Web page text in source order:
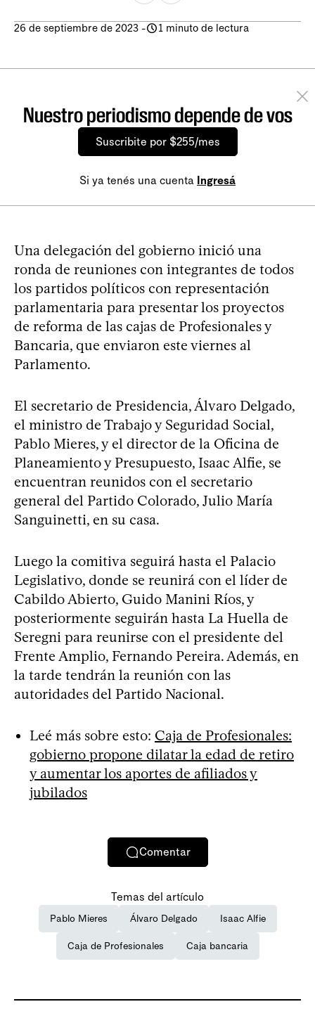
26 de septiembre de 2023 - 1 minuto de lectura
Nuestro periodismo depende de vos
Suscribite por $255/mes
Si ya tenés una cuenta Ingresá
Una delegación del gobierno inició una
ronda de reuniones con integrantes de todos
los partidos políticos con representación
parlamentaria para presentar los proyectos
de reforma de las cajas de Profesionales y
Bancaria, que enviaron este viernes al
Parlamento.
El secretario de Presidencia, Álvaro Delgado,
el ministro de Trabajo y Seguridad Social,
Pablo Mieres, y el director de la Oficina de
Planeamiento y Presupuesto, Isaac Alfie, se
encuentran reunidos con el secretario
general del Partido Colorado, Julio María
Sanguinetti, en su casa.
Luego la comitiva seguirá hasta el Palacio
Legislativo, donde se reunirá con el líder de
Cabildo Abierto, Guido Manini Ríos, y
posteriormente seguirán hasta La Huella de
Seregni para reunirse con el presidente del
Frente Amplio, Fernando Pereira. Además, en
la tarde tendrán la reunión con las
autoridades del Partido Nacional.
Leé más sobre esto: Caja de Profesionales:
gobierno propone dilatar la edad de retiro
y aumentar los aportes de afiliados y
jubilados
Comentar
Temas del artículo
Pablo Mieres Álvaro Delgado Isaac Alfie
Caja de Profesionales Caja bancaria